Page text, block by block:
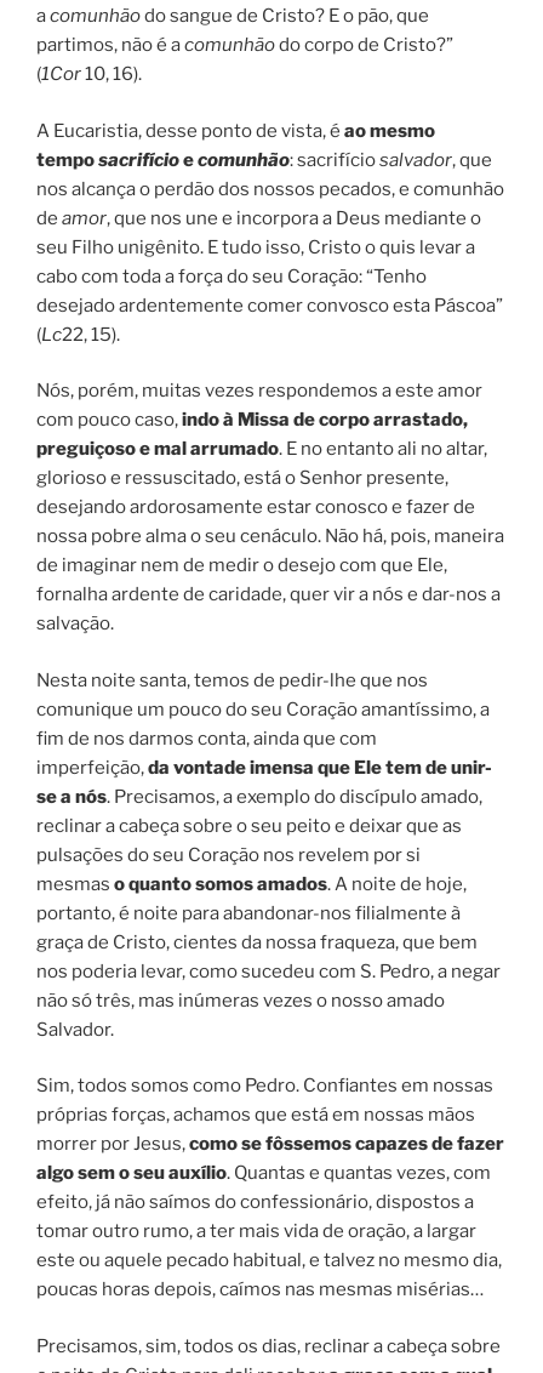
acomunhãodo sangue de Cristo? E o pão, que
partimos, não é acomunhãodo corpo de Cristo?”
(1Cor10, 16).
A Eucaristia, desse ponto de vista, é ao mesmo
temposacrifícioecomunhão: sacrifíciosalvador, que
nos alcança o perdão dos nossos pecados, e comunhão
de amor, que nos une e incorpora a Deus mediante o
seu Filho unigênito. E tudo isso, Cristo o quis levar a
cabo com toda a força do seu Coração: “Tenho
desejado ardentemente comer convosco esta Páscoa”
(Lc22, 15).
Nós, porém, muitas vezes respondemos a este amor
com pouco caso,indo à Missa de corpo arrastado,
preguiçoso e mal arrumado. E no entanto ali no altar,
glorioso e ressuscitado, está o Senhor presente,
desejando ardorosamente estar conosco e fazer de
nossa pobre alma o seu cenáculo. Não há, pois, maneira
de imaginar nem de medir o desejo com que Ele,
fornalha ardente de caridade, quer vir a nós e dar-nos a
salvação.
Nesta noite santa, temos de pedir-lhe que nos
comunique um pouco do seu Coração amantíssimo, a
fim de nos darmos conta, ainda que com
imperfeição,da vontade imensa que Ele tem de unir-
se a nós. Precisamos, a exemplo do discípulo amado,
reclinar a cabeça sobre o seu peito e deixar que as
pulsações do seu Coração nos revelem por si
mesmas o quanto somos amados. A noite de hoje,
portanto, é noite para abandonar-nos filialmente à
graça de Cristo, cientes da nossa fraqueza, que bem
nos poderia levar, como sucedeu com S. Pedro, a negar
não só três, mas inúmeras vezes o nosso amado
Salvador.
Sim, todos somos como Pedro. Confiantes em nossas
próprias forças, achamos que está em nossas mãos
morrer por Jesus,como se fôssemos capazes de fazer
algo sem o seu auxílio. Quantas e quantas vezes, com
efeito, já não saímos do confessionário, dispostos a
tomar outro rumo, a ter mais vida de oração, a largar
este ou aquele pecado habitual, e talvez no mesmo dia,
poucas horas depois, caímos nas mesmas misérias…
Precisamos, sim, todos os dias, reclinar a cabeça sobre